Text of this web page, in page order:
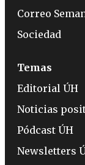
Correo
Sociedad
Temas
Editorial ÚH
Noticias
Pódcast ÚH
Newsletters